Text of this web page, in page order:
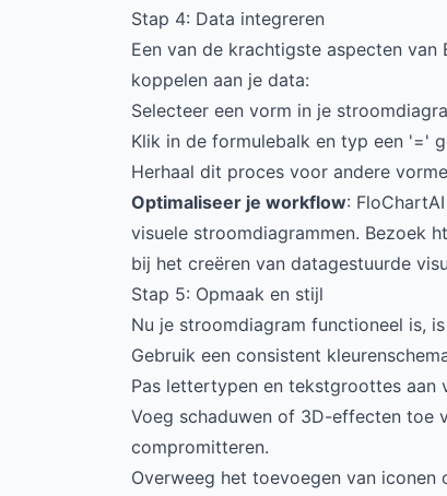
Stap 4: Data integreren
Een van de krachtigste aspecten
koppelen aan je data:
Selecteer een vorm in je
Klik in de formulebalk en typ een '='
Herhaal dit proces voor andere
Optimaliseer je workflow:
visuele stroomdiagrammen. Bezoek
bij het creëren van datagestuurde
Stap 5: Opmaak en stijl
Nu je stroomdiagram functioneel is,
Gebruik een consistent
Pas lettertypen en tekstgroottes aan
Voeg schaduwen of 3D-effecten toe
compromitteren.
Overweeg het toevoegen van